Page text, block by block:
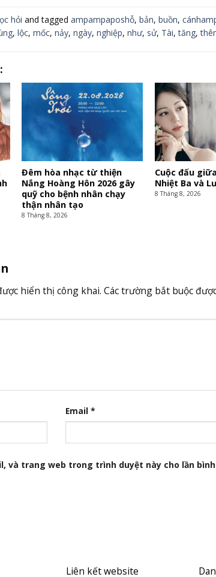
hỏi and tagged ampampaposhỗ, bản, buồn,
, lộc, mốc, nảy, ngày, nghiệp, như, sử, Tài,tăng,
Đêm hòa nhạc từ thiện
Nắng Hoàng Hôn 2026 gây
quỹ cho bệnh nhân chạy
thận nhân tạo
8 Tháng 8, 2026
Cuộc đấu
Nhiệt Ba và
8 Tháng 8, 2026
hiển thị công khai. Các trường bắt buộc
Email *
và trang web trong trình duyệt này cho lần
Liên kết website